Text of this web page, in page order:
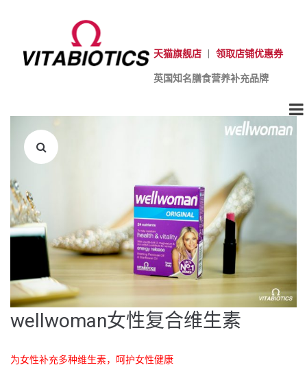
天猫旗舰店 领取店铺优惠券
英国知名膳食营养补充品牌
wellwoman女性复合维生素
为女性补充多种维生素，呵护女性健康